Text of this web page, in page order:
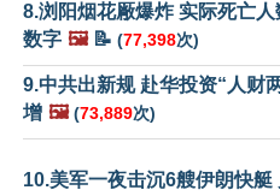
8.浏阳烟花厰爆炸 实际死亡
数字 🖼️📝 (77,398次)
9.中共出新规 赴华投资“人财
增 🖼️ (73,889次)
10.美军一夜击沉6艘伊朗快艇